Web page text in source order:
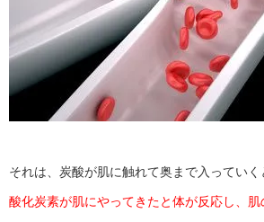
それは、炭酸が肌に触れて奥まで入っていく
酸化炭素が肌にやってきたと体が反応し、肌